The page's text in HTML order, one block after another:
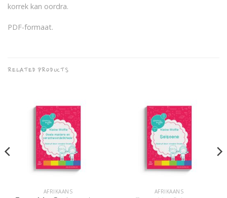
korrek kan oordra.
PDF-formaat.
RELATED PRODUCTS
AFRIKAANS AFRIKAANS